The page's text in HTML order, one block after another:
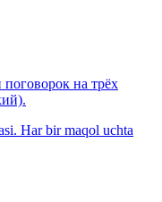
на трёх
Har bir maqol uchta